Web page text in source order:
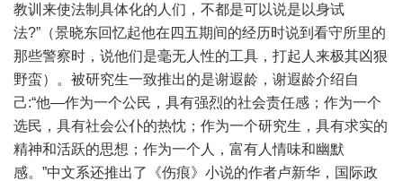
教训来使法制具体化的人们，不都是可以说是以身试
法?”（景晓东回忆起他在四五期间的经历时说到看守所里的
那些警察时，说他们是毫无人性的工具，打起人来极其凶狠
野蛮）。被研究生一致推出的是谢遐龄，谢遐龄介绍自
己:“他—作为一个公民，具有强烈的社会责任感；作为一个
选民，具有社会公仆的热忱；作为一个研究生，具有求实的
精神和活跃的思想；作为一个人，富有人情味和幽默
感。”中文系还推出了《伤痕》小说的作者卢新华，国际政